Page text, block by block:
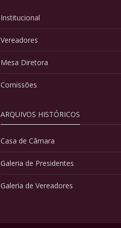
Institucional
Vereadores
Mesa Diretora
Comissões
ARQUIVOS HISTÓRICOS
Casa de Câmara
Galeria de Presidentes
Galeria de Vereadores